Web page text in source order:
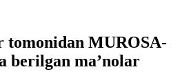
tomonidan MUROSA-
berilgan ma’nolar